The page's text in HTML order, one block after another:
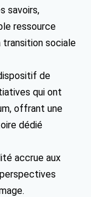
savoirs,
ressource
sociale
de
qui ont
offrant une
dédié
accrue aux